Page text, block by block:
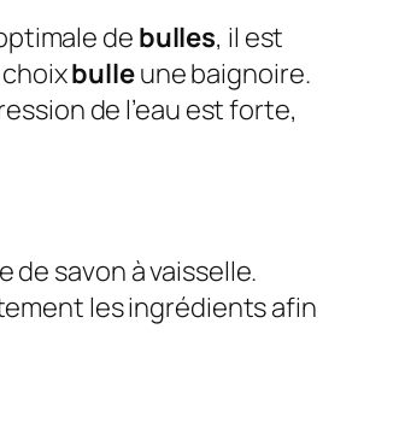
debulles, il est
bulleune baignoire.
de l’eau est forte,
de savon à vaisselle.
les ingrédients afin